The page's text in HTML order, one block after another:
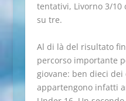
tentativi, Livorno 3/10
su tre.
Al di là del risultato
percorso importante
giovane: ben dieci
appartengono infatti